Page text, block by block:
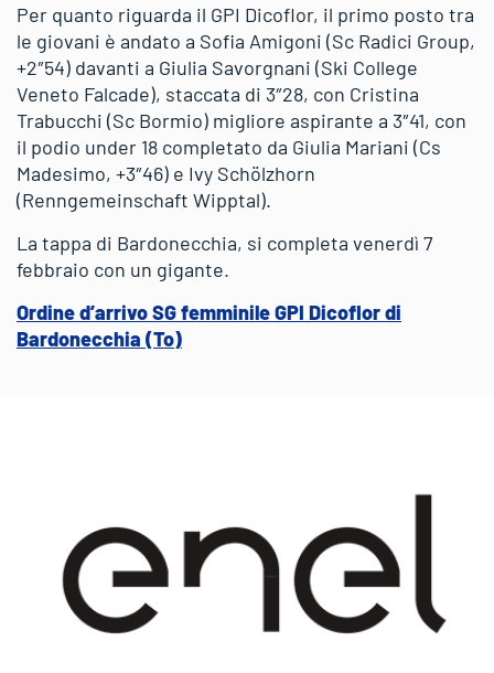
Per quanto riguarda il GPI Dicoflor, il primo posto tra
le giovani è andato a Sofia Amigoni (Sc Radici Group,
+2″54) davanti a Giulia Savorgnani (Ski College
Veneto Falcade), staccata di 3″28, con Cristina
Trabucchi (Sc Bormio) migliore aspirante a 3″41, con
il podio under 18 completato da Giulia Mariani (Cs
Madesimo, +3″46) e Ivy Schölzhorn
(Renngemeinschaft Wipptal).
La tappa di Bardonecchia, si completa venerdì 7
febbraio con un gigante.
Ordine d’arrivo SG femminile GPI Dicoflor di
Bardonecchia (To)